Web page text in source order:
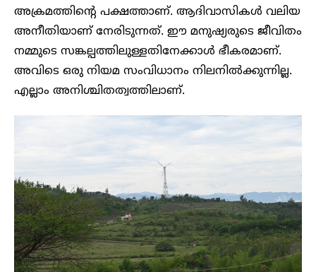
അക്രമത്തിന്റെ പക്ഷത്താണ്. ആദിവാസികൾ വലിയ
അനീതിയാണ് നേരിടുന്നത്. ഈ മനുഷ്യരുടെ ജീവിതം
നമ്മുടെ സങ്കല്പത്തിലുള്ളതിനേക്കാൾ ഭീകരമാണ്.
അവിടെ ഒരു നിയമ സംവിധാനം നിലനിൽക്കുന്നില്ല.
എല്ലാം അനിശ്ചിതത്വത്തിലാണ്.